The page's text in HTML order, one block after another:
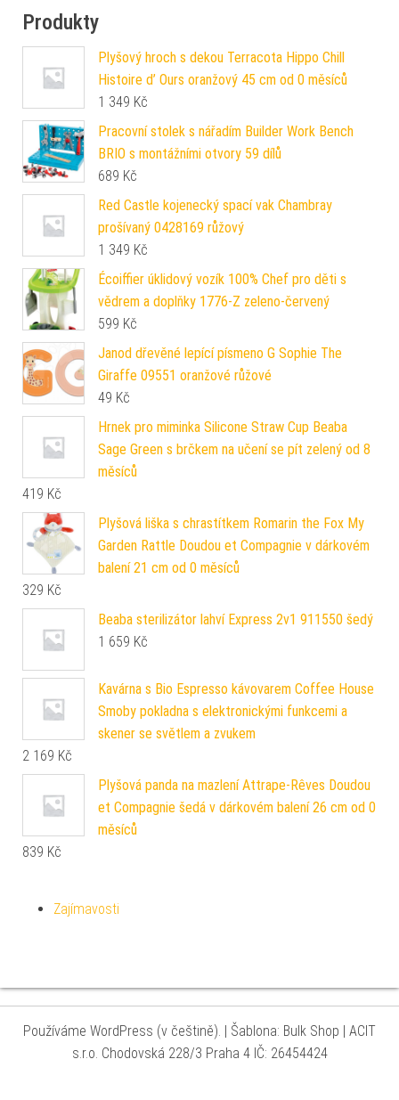
Produkty
Plyšový hroch s dekou Terracota Hippo Chill
Histoire d’ Ours oranžový 45 cm od 0 měsíců
1 349 Kč
Pracovní stolek s nářadím Builder Work Bench
BRIO s montážními otvory 59 dílů
689 Kč
Red Castle kojenecký spací vak Chambray
prošívaný 0428169 růžový
1 349 Kč
Écoiffier úklidový vozík 100% Chef pro děti s
vědrem a doplňky 1776-Z zeleno-červený
599 Kč
Janod dřevěné lepící písmeno G Sophie The
Giraffe 09551 oranžové růžové
49 Kč
Hrnek pro miminka Silicone Straw Cup Beaba
Sage Green s brčkem na učení se pít zelený od 8
měsíců
419 Kč
Plyšová liška s chrastítkem Romarin the Fox My
Garden Rattle Doudou et Compagnie v dárkovém
balení 21 cm od 0 měsíců
329 Kč
Beaba sterilizátor lahví Express 2v1 911550 šedý
1 659 Kč
Kavárna s Bio Espresso kávovarem Coffee House
Smoby pokladna s elektronickými funkcemi a
skener se světlem a zvukem
2 169 Kč
Plyšová panda na mazlení Attrape-Rêves Doudou
et Compagnie šedá v dárkovém balení 26 cm od 0
měsíců
839 Kč
Zajímavosti
Používáme WordPress (v češtině). | Šablona: Bulk Shop | ACIT
s.r.o. Chodovská 228/3 Praha 4 IČ: 26454424